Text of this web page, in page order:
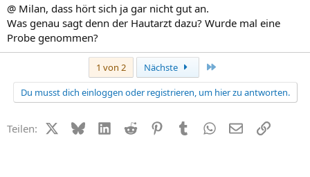
@ Milan, dass hört sich ja gar nicht gut an.
Was genau sagt denn der Hautarzt dazu? Wurde mal eine
Probe genommen?
1 von 2 Nächste
Du musst dich einloggen oder registrieren, um hier zu antworten.
Teilen: X (Twitter)
BlueskyLinkedIn
Reddit PinterestTumblr WhatsApp
E-MailLink